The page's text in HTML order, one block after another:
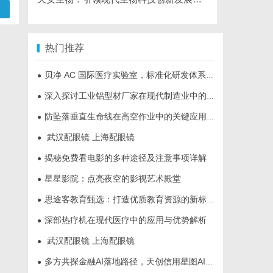
热门推荐
● 贝净 AC 国际医疗实验室，标准化研发体系全解析
● 深入探讨工业铝型材厂家在现代制造业中的重要角色与发展趋势
● 防坠落垂直生命线在高空作业中的关键应用与安全保障
● 武汉配眼镜 上海配眼镜
● 揭秘免费看电影的多种途径及注意事项详解
● 星星影院：点亮夜空的影视艺术殿堂
● 思途客教育甄选：打造优质教育资源的新标杆
● 深部热疗机在现代医疗中的应用与优势解析
● 武汉配眼镜 上海配眼镜
● 多方共探金融AI落地路径，天创信用星图AI助力产业金融智能升级